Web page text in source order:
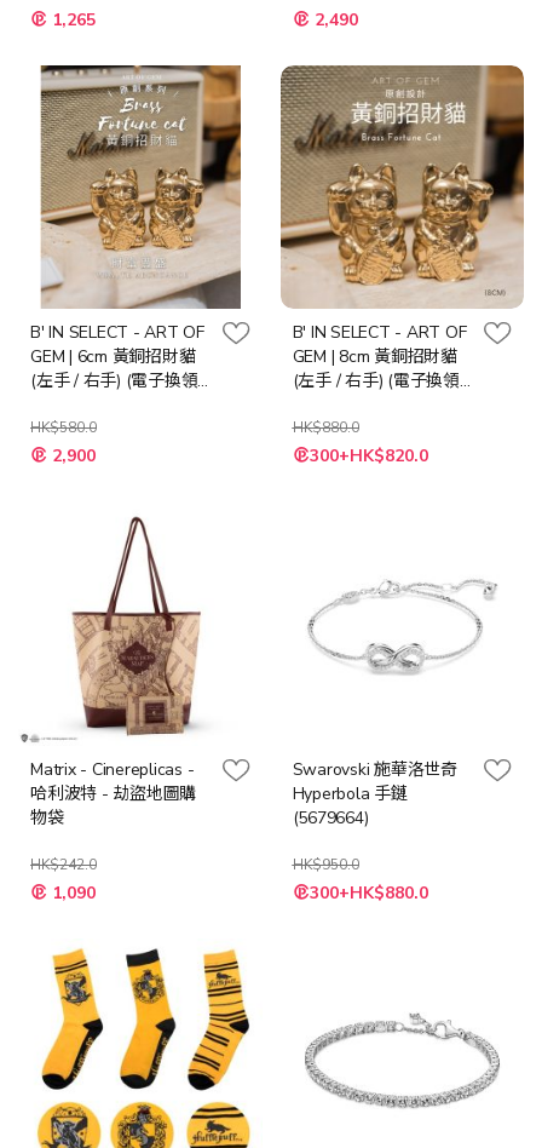
特
殊
格
1,265 2,490
B' IN SELECT - ART OF
GEM | 6cm 黃銅招財貓
(左手 / 右手) (電子換領
HK$580.0
2,900
B' IN SELECT - ART OF
GEM | 8cm 黃銅招財貓
(左手 / 右手) (電子換領
HK$880.0
300+HK$820.0
Matrix - Cinereplicas -
哈利波特 - 劫盜地圖購
物袋
HK$242.0
特
殊 1,090
Swarovski 施華洛世奇
Hyperbola 手鏈
(5679664)
HK$950.0
特
殊 300+HK$880.0